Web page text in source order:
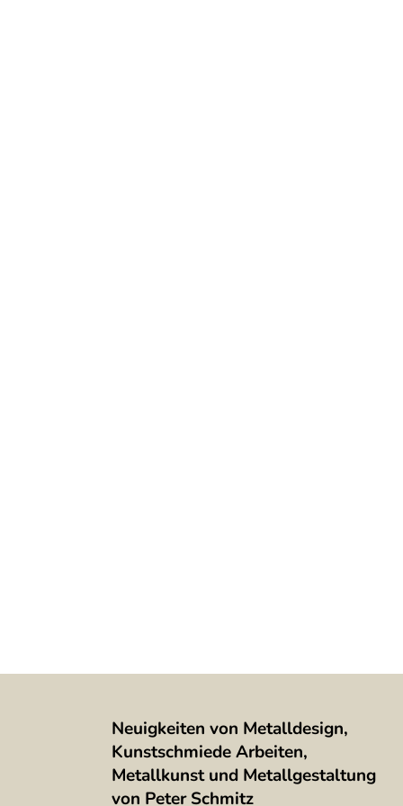
Neuigkeiten von Metalldesign,
Kunstschmiede Arbeiten,
Metallkunst und Metallgestaltung
von Peter Schmitz